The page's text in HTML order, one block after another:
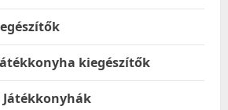
kiegészítők